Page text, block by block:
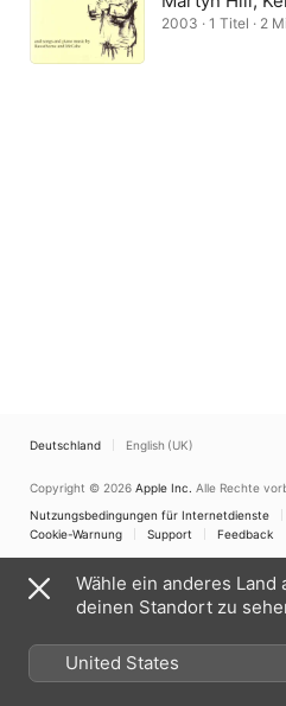
2003 · 1 Titel · 2
Deutschland English (UK)
Copyright © 2026 Apple Inc. Alle Rechte
Nutzungsbedingungen für Internetdienste
Cookie-Warnung
Support Feedback
Wähle ein anderes Land
deinen Standort zu
United States